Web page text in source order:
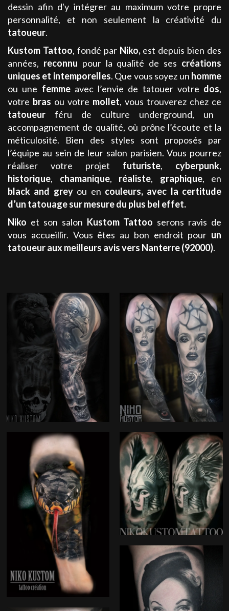
dessin afin d'y intégrer au maximum votre propre
personnalité, et non seulement la créativité du
tatoueur.
Kustom Tattoo, fondé par Niko, est depuis bien des
années, reconnu pour la qualité de ses créations
uniques et intemporelles. Que vous soyez un homme
ou une femmeavec l’envie de tatouer votre dos,
votre bras ou votre mollet, vous trouverez chez ce
tatoueur féru de culture underground, un
accompagnement de qualité, où prône l’écoute et la
méticulosité. Bien des styles sont proposés par
l’équipe au sein de leur salon parisien. Vous pourrez
réaliser votre projet futuriste, cyberpunk,
historique, chamanique, réaliste, graphique, en
black and greyou en couleurs, avec la certitude
d’un tatouage sur mesure du plus bel effet.
Niko et son salon Kustom Tattoo serons ravis de
vous accueillir. Vous êtes au bon endroit pour un
tatoueur aux meilleurs avisvers Nanterre (92000).